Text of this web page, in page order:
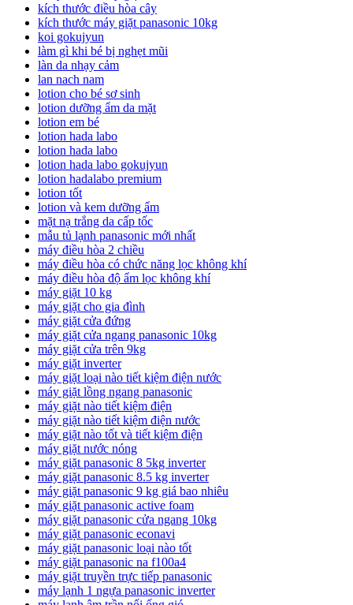
kích thước điều hòa cây
kích thước máy giặt panasonic 10kg
koi gokujyun
làm gì khi bé bị nghẹt mũi
làn da nhạy cảm
lan nach nam
lotion cho bé sơ sinh
lotion dưỡng ẩm da mặt
lotion em bé
lotion hada labo
lotion hada labo
lotion hada labo gokujyun
lotion hadalabo premium
lotion tốt
lotion và kem dưỡng ẩm
mặt nạ trắng da cấp tốc
mẫu tủ lạnh panasonic mới nhất
máy điều hòa 2 chiều
máy điều hòa có chức năng lọc không khí
máy điều hòa độ ẩm lọc không khí
máy giặt 10 kg
máy giặt cho gia đình
máy giặt cửa đứng
máy giặt cửa ngang panasonic 10kg
máy giặt cửa trên 9kg
máy giặt inverter
máy giặt loại nào tiết kiệm điện nước
máy giặt lồng ngang panasonic
máy giặt nào tiết kiệm điện
máy giặt nào tiết kiệm điện nước
máy giặt nào tốt và tiết kiệm điện
máy giặt nước nóng
máy giặt panasonic 8 5kg inverter
máy giặt panasonic 8.5 kg inverter
máy giặt panasonic 9 kg giá bao nhiêu
máy giặt panasonic active foam
máy giặt panasonic cửa ngang 10kg
máy giặt panasonic econavi
máy giặt panasonic loại nào tốt
máy giặt panasonic na f100a4
máy giặt truyền trực tiếp panasonic
máy lạnh 1 ngựa panasonic inverter